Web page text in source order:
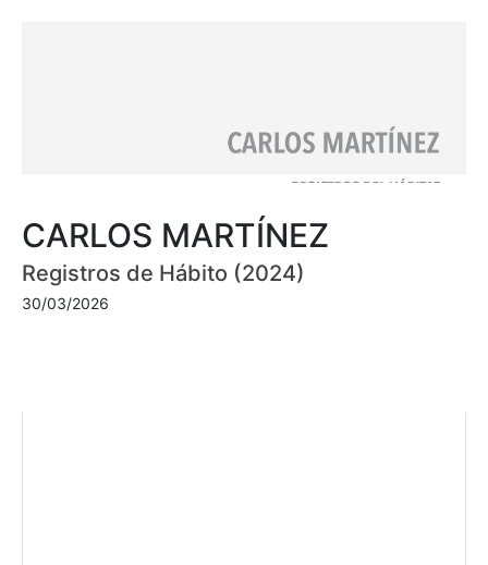
CARLOS MARTÍNEZ
Registros de Hábito (2024)
30/03/2026